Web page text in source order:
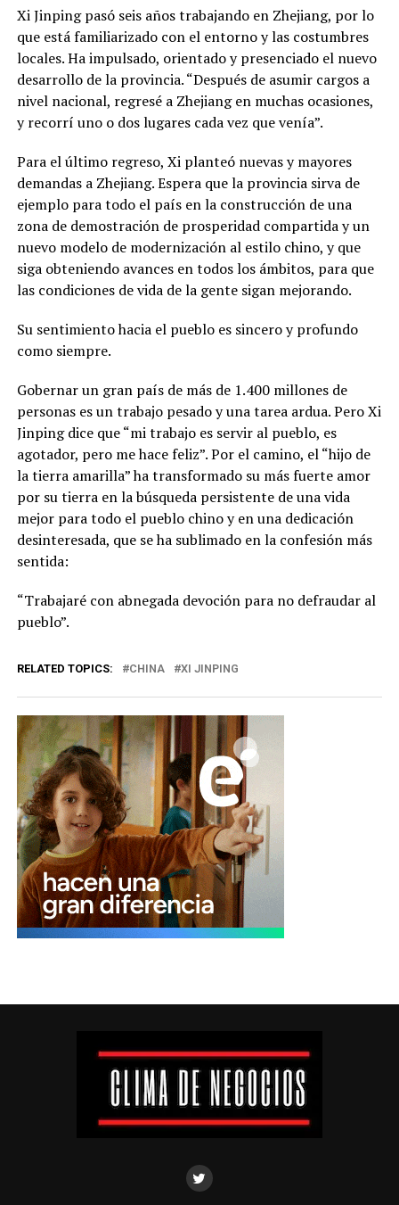
Xi Jinping pasó seis años trabajando en Zhejiang, por lo
que está familiarizado con el entorno y las costumbres
locales. Ha impulsado, orientado y presenciado el nuevo
desarrollo de la provincia. “Después de asumir cargos a
nivel nacional, regresé a Zhejiang en muchas ocasiones,
y recorrí uno o dos lugares cada vez que venía”.
Para el último regreso, Xi planteó nuevas y mayores
demandas a Zhejiang. Espera que la provincia sirva de
ejemplo para todo el país en la construcción de una
zona de demostración de prosperidad compartida y un
nuevo modelo de modernización al estilo chino, y que
siga obteniendo avances en todos los ámbitos, para que
las condiciones de vida de la gente sigan mejorando.
Su sentimiento hacia el pueblo es sincero y profundo
como siempre.
Gobernar un gran país de más de 1.400 millones de
personas es un trabajo pesado y una tarea ardua. Pero Xi
Jinping dice que “mi trabajo es servir al pueblo, es
agotador, pero me hace feliz”. Por el camino, el “hijo de
la tierra amarilla” ha transformado su más fuerte amor
por su tierra en la búsqueda persistente de una vida
mejor para todo el pueblo chino y en una dedicación
desinteresada, que se ha sublimado en la confesión más
sentida:
“Trabajaré con abnegada devoción para no defraudar al
pueblo”.
RELATED TOPICS: CHINA XI JINPING